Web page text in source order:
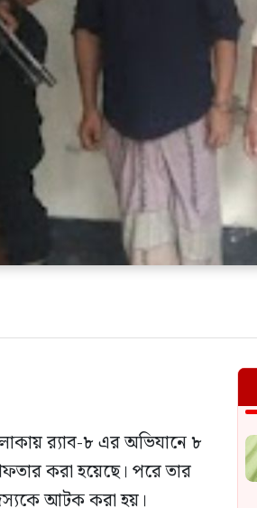
র‍্যাব-৮ এর অভিযানে ৮
করা হয়েছে। পরে তার
আটক করা হয়।